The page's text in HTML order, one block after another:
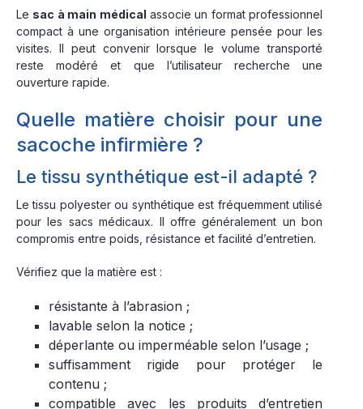
Le sac à main médical associe un format professionnel
compact à une organisation intérieure pensée pour les
visites. Il peut convenir lorsque le volume transporté
reste modéré et que l’utilisateur recherche une
ouverture rapide.
Quelle matière choisir pour une
sacoche infirmière ?
Le tissu synthétique est-il adapté ?
Le tissu polyester ou synthétique est fréquemment utilisé
pour les sacs médicaux. Il offre généralement un bon
compromis entre poids, résistance et facilité d’entretien.
Vérifiez que la matière est :
résistante à l’abrasion ;
lavable selon la notice ;
déperlante ou imperméable selon l’usage ;
suffisamment rigide pour protéger le
contenu ;
compatible avec les produits d’entretien